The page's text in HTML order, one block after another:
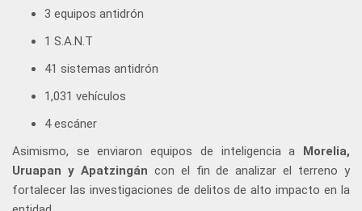
3 equipos antidrón
1 S.A.N.T
41 sistemas antidrón
1,031 vehículos
4 escáner
Asimismo, se enviaron equipos de inteligencia a
Morelia,
Uruapan y Apatzingán con el fin de analizar el terreno y
fortalecer las investigaciones de delitos de alto impacto en la